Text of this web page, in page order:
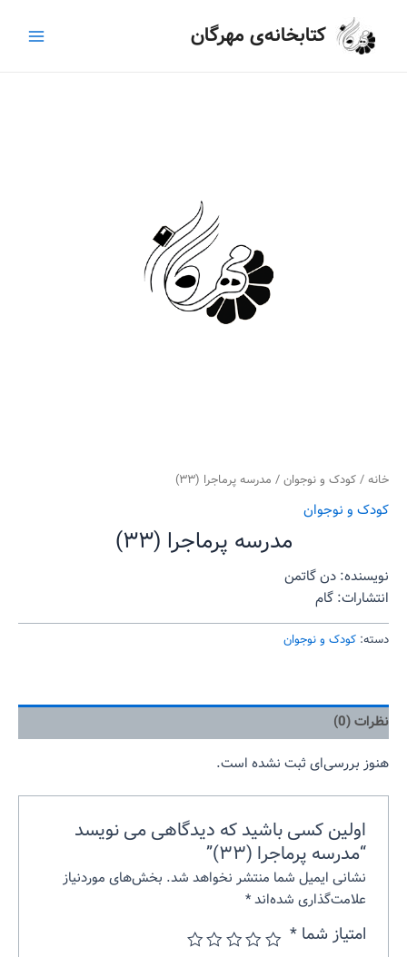
کتابخانه‌ی مهرگان
Menu
خانه/کودک و نوجوان/ مدرسه پرماجرا (۳۳)
کودک و نوجوان
مدرسه پرماجرا (۳۳)
نویسنده: دن گاتمن
انتشارات: گام
دسته: کودک و نوجوان
نظرات (0)
هنوز بررسی‌ای ثبت نشده است.
اولین کسی باشید که دیدگاهی می نویسد
“مدرسه پرماجرا (۳۳)”
نشانی ایمیل شما منتشر نخواهد شد. بخش‌های موردنیاز
علامت‌گذاری شده‌اند*
امتیاز شما*